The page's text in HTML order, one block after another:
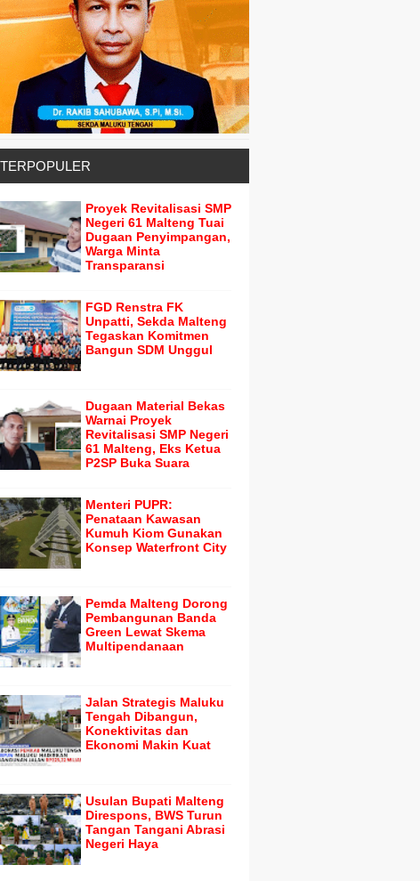
TERPOPULER
Proyek Revitalisasi SMP
Negeri 61 Malteng Tuai
Dugaan Penyimpangan,
Warga Minta
Transparansi
FGD Renstra FK
Unpatti, Sekda Malteng
Tegaskan Komitmen
Bangun SDM Unggul
Dugaan Material Bekas
Warnai Proyek
Revitalisasi SMP Negeri
61 Malteng, Eks Ketua
P2SP Buka Suara
Menteri PUPR:
Penataan Kawasan
Kumuh Kiom Gunakan
Konsep Waterfront City
Pemda Malteng Dorong
Pembangunan Banda
Green Lewat Skema
Multipendanaan
Jalan Strategis Maluku
Tengah Dibangun,
Konektivitas dan
Ekonomi Makin Kuat
Usulan Bupati Malteng
Direspons, BWS Turun
Tangan Tangani Abrasi
Negeri Haya